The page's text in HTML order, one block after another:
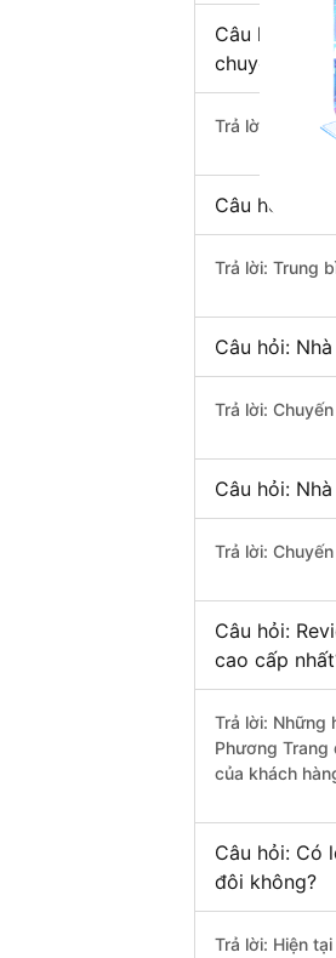
Câu hỏi:
chuyển
Trả lời: Đoạn
Câu hỏi:
Trả lời: Trung
Câu hỏi:
Trả lời:
Câu hỏi:
Trả lời:
Câu hỏi:
cao cấp
Trả lời: Những
Phương Trang
của khách
Câu hỏi: Có
đôi không?
Trả lời: Hiện